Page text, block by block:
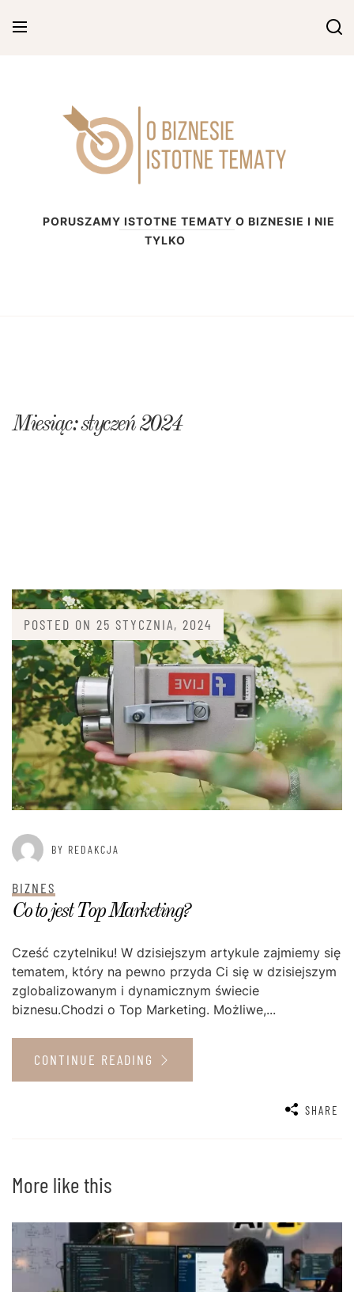
O biznesie
PORUSZAMY ISTOTNE TEMATY O BIZNESIE I NIE
TYLKO
Miesiąc:styczeń 2024
POSTED ON 25 STYCZNIA, 2024
BY REDAKCJA
BIZNES
Co to jest Top Marketing?
Cześć czytelniku! W dzisiejszym artykule zajmiemy się
tematem, który na pewno przyda Ci się w dzisiejszym
zglobalizowanym i dynamicznym świecie
biznesu.Chodzi o Top Marketing. Możliwe,...
CONTINUE READING
SHARE
More like this